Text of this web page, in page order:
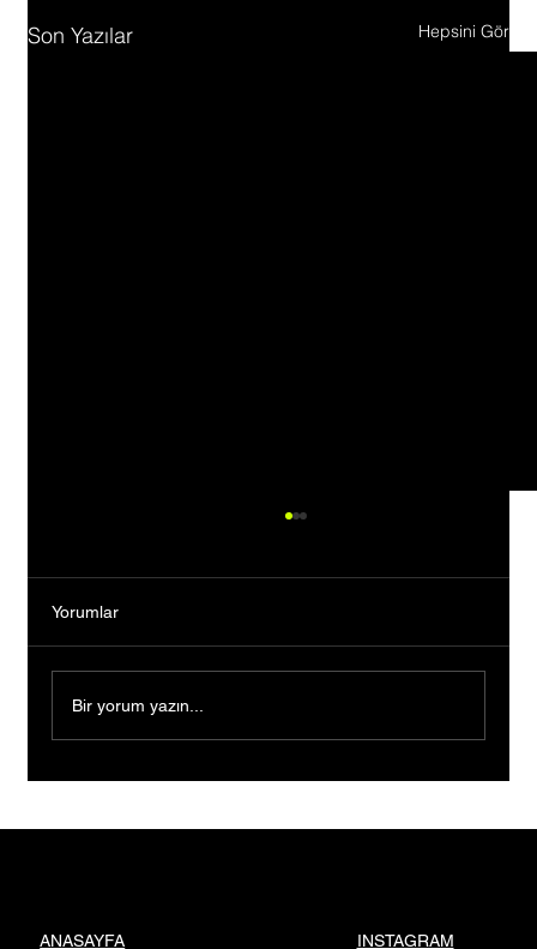
Son Yazılar Hepsini Gör
Yorumlar
Bir yorum yazın...
ANASAYFA INSTAGRAM